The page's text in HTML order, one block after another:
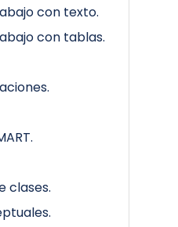
con texto.
con tablas.
clases.